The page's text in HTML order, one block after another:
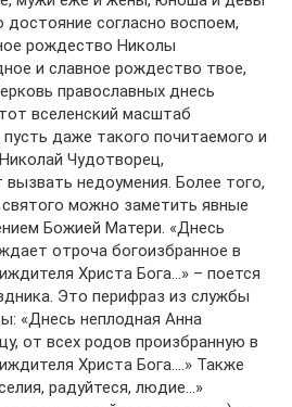
достояние согласно воспоем,
рождество Николы
и славное рождество твое,
православных днесь
вселенский масштаб
даже такого почитаемого и
Чудотворец,
недоумения. Более того,
святого можно заметить явные
Божией Матери. «Днесь
отроча богоизбранное в
Христа Бога…» – поется
Это перифраз из службы
«Днесь неплодная Анна
от всех родов произбранную в
Христа Бога….» Также
радуйтеся, людие…»